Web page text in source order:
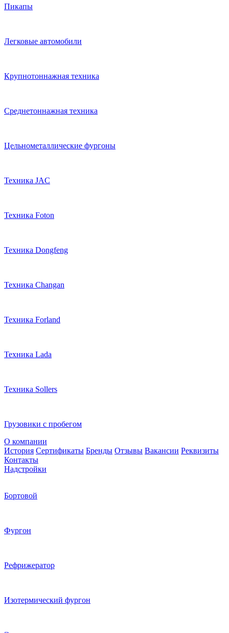
Пикапы
Легковые автомобили
Крупнотоннажная техника
Среднетоннажная техника
Цельнометаллические фургоны
Техника JAC
Техника Foton
Техника Dongfeng
Техника Changan
Техника Forland
Техника Lada
Техника Sollers
Грузовики с пробегом
О компании
История Сертификаты Бренды Отзывы Вакансии Реквизиты
Контакты
Надстройки
Бортовой
Фургон
Рефрижератор
Изотермический фургон